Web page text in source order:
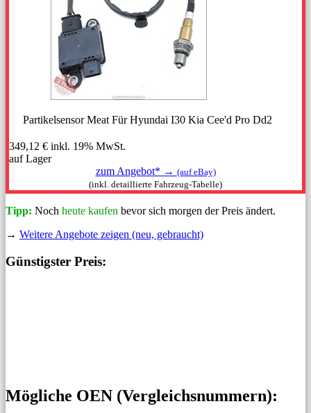
Partikelsensor Meat Für Hyundai I30 Kia Cee'd Pro Dd2
349,12 € inkl. 19% MwSt.
auf Lager
zum Angebot* → (auf eBay)
(inkl. detaillierte Fahrzeug-Tabelle)
Tipp: Noch heute kaufen bevor sich morgen der Preis ändert.
→ Weitere Angebote zeigen (neu, gebraucht)
Günstigster Preis:
Mögliche OEN (Vergleichs­nummern):